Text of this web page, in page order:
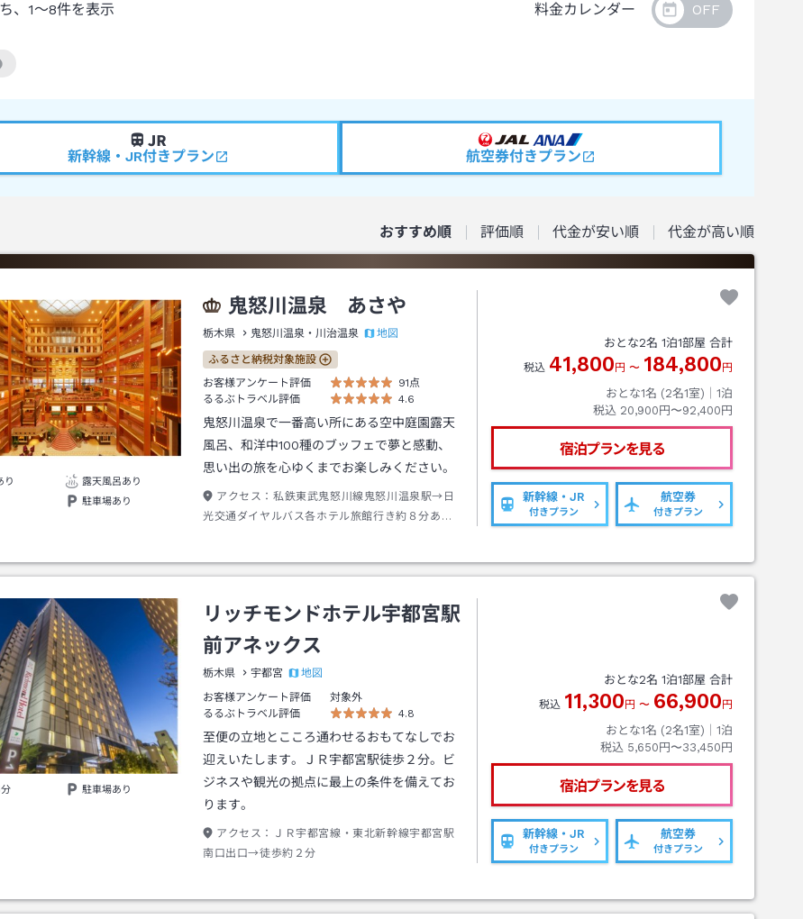
、 1～8件を表示 料金カレンダー
込み条件を解除
新幹線・JR付きプラン 航空券付きプラン
おすすめ順 評価順 代金が安い順 代金が高い順
り
露天風呂あり
駐車場あり
鬼怒川温泉 あさや
栃木県 鬼怒川温泉・川治温泉 地図
ふるさと納税対象施設
お客様アンケート評価
91点
るるぶトラベル評価
4.6
鬼怒川温泉で一番高い所にある空中庭園露天
風呂、和洋中100種のブッフェで夢と感動、
思い出の旅を心ゆくまでお楽しみください。
アクセス： 私鉄東武鬼怒川線鬼怒川温泉駅→日
光交通ダイヤルバス各ホテル旅館行き約８分あさ
おとな2名 1泊1部屋 合計
税込 41,800 円 〜 184,800 円
おとな1名 (2名1室)｜ 1泊
税込 20,900円〜92,400円
宿泊プランを見る
新幹線・JR
付きプラン
航空券
付きプラン
駐車場あり
リッチモンドホテル宇都宮駅
前アネックス
栃木県 宇都宮
地図
お客様アンケート評価
対象外
るるぶトラベル評価
4.8
至便の立地とこころ通わせるおもてなしでお
迎えいたします。ＪＲ宇都宮駅徒歩２分。ビ
ジネスや観光の拠点に最上の条件を備えてお
ります。
アクセス：
ＪＲ宇都宮線・東北新幹線宇都宮駅
南口出口→徒歩約２分
おとな2名 1泊1部屋 合計
税込 11,300 円 〜 66,900 円
おとな1名 (2名1室)｜ 1泊
税込 5,650円〜33,450円
宿泊プランを見る
新幹線・JR
付きプラン
航空券
付きプラン